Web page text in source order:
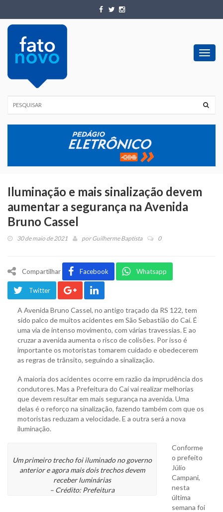
Iluminação e mais sinalização devem
aumentar a segurança na Avenida
Bruno Cassel
30 de maio de 2021 porGuilherme Baptista 0
Compartilhar Facebook Whatsapp
Twitter
A Avenida Bruno Cassel, no antigo traçado da RS 122, tem
sido palco de muitos acidentes em São Sebastião do Caí. É
uma via de intenso movimento, com várias travessias. E ao
cruzar a avenida aumenta o risco de colisões. Por isso é
importante os motoristas tomarem cuidado e obedecerem
as regras de trânsito, seguindo a sinalização.
A maioria dos acidentes ocorre em razão da imprudência dos
condutores. Mas a Prefeitura do Caí vai realizar melhorias
que devem resultar em mais segurança na avenida. Uma
delas é o reforço na sinalização, fazendo também com que os
motoristas reduzam a velocidade. E a outra será a nova
iluminação.
Um primeiro trecho foi iluminado no governo
anterior e agora mais dois trechos devem
receber luminárias
– Crédito: Prefeitura
Conforme
o prefeito
Júlio
Campani,
nesta
última
semana foi